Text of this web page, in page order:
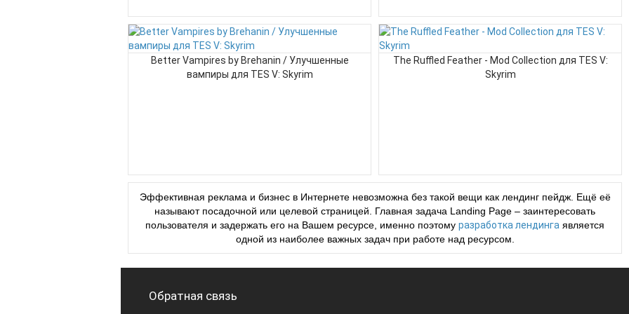
Better Vampires by Brehanin / Улучшенные
вампиры для TES V: Skyrim
The Ruffled Feather - Mod Collection для TES V:
Skyrim
Эффективная реклама и бизнес в Интернете невозможна без такой вещи как лендинг пейдж. Ещё её
называют посадочной или целевой страницей. Главная задача Landing Page – заинтересовать
пользователя и задержать его на Вашем ресурсе, именно поэтому разработка лендинга является
одной из наиболее важных задач при работе над ресурсом.
Обратная связь